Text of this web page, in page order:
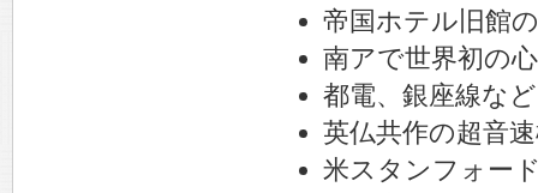
帝国ホテル旧館
南アで世界初の
都電、銀座線な
英仏共作の超音
米スタンフォー